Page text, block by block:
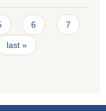
6 7
last »